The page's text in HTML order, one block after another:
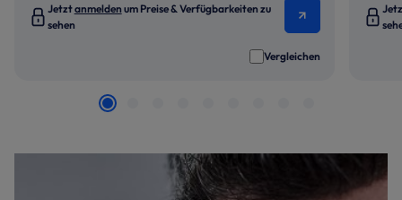
Jetztanmelden um Preise & Verfügbarkeiten zu
sehen
Vergleichen